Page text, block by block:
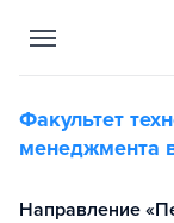
Факультет
менеджмента
Направление